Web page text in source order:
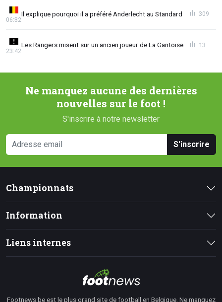
Il explique pourquoi il a préféré Anderlecht au Standard
06:32
309
Les Rangers misent sur un ancien joueur de La Gantoise
23:42
13
Ne manquez aucune des dernières
nouvelles sur le foot !
S'inscrire à notre newsletter
S'inscrire
Championnats
Information
Liens internes
Footnews.be est le plus grand site de football en Belgique. Ne manquez